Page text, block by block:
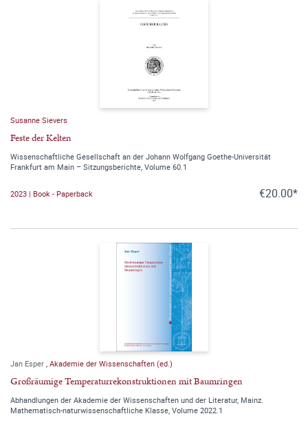
Susanne Sievers
Feste der Kelten
Wissenschaftliche Gesellschaft an der Johann Wolfgang Goethe-Universität
Frankfurt am Main – Sitzungsberichte, Volume 60.1
2023 | Book - Paperback €20.00*
Jan Esper , Akademie der Wissenschaften (ed.)
Großräumige Temperaturrekonstruktionen mit Baumringen
Abhandlungen der Akademie der Wissenschaften und der Literatur, Mainz.
Mathematisch-naturwissenschaftliche Klasse, Volume 2022.1